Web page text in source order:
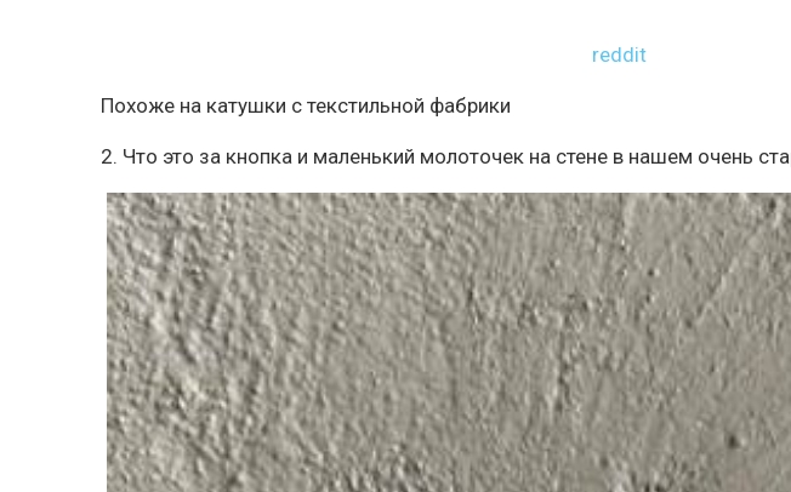
reddit
Похоже на катушки с текстильной фабрики
2. Что это за кнопка и маленький молоточек на стене в нашем очень